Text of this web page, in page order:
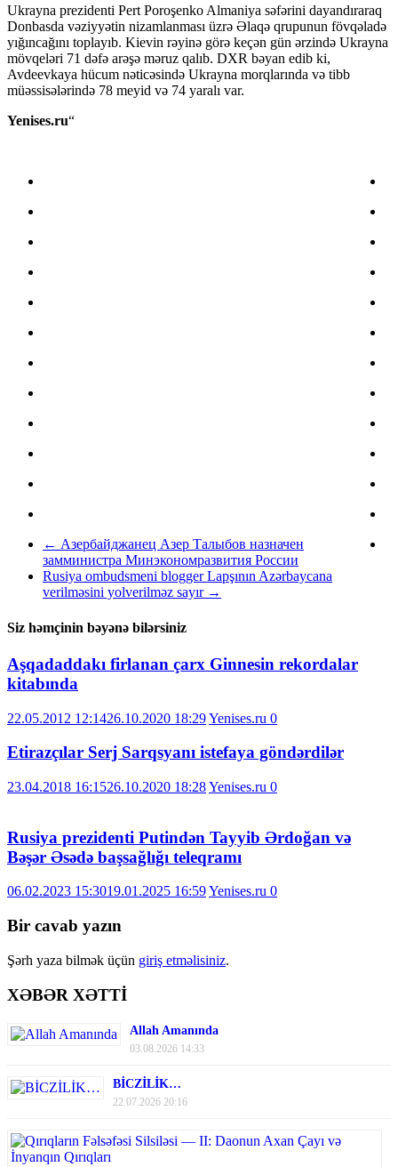
Ukrayna prezidenti Pert Poroşenko Almaniya səfərini dayandıraraq
Donbasda vəziyyətin nizamlanması üzrə Əlaqə qrupunun fövqəladə
yığıncağını toplayıb. Kievin rəyinə görə keçən gün ərzində Ukrayna
mövqeləri 71 dəfə arəşə məruz qalıb. DXR bəyan edib ki,
Avdeevkaya hücum nəticəsində Ukrayna morqlarında və tibb
müəssisələrində 78 meyid və 74 yaralı var.
Yenises.ru“
← Азербайджанец Азер Талыбов назначен
замминистра Минэкономразвития России
Rusiya ombudsmeni blogger Lapşının Azərbaycana
verilməsini yolverilməz sayır →
Siz həmçinin bəyənə bilərsiniz
Aşqadaddakı firlanan çarx Ginnesin rekordalar
kitabında
22.05.2012 12:1426.10.2020 18:29Yenises.ru 0
Etirazçılar Serj Sarqsyanı istefaya göndərdilər
23.04.2018 16:1526.10.2020 18:28Yenises.ru 0
Rusiya prezidenti Putindən Tayyib Ərdoğan və
Bəşər Əsədə başsağlığı teleqramı
06.02.2023 15:3019.01.2025 16:59Yenises.ru 0
Bir cavab yazın
Şərh yaza bilmək üçün giriş etməlisiniz.
XƏBƏR XƏTTİ
Allah Amanında
03.08.2026 14:33
BİCZİLİK…
22.07.2026 20:16